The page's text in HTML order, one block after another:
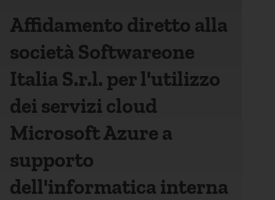
Affidamento diretto alla
società Softwareone
Italia S.r.l. per l'utilizzo
dei servizi cloud
Microsoft Azure a
supporto
dell'informatica interna